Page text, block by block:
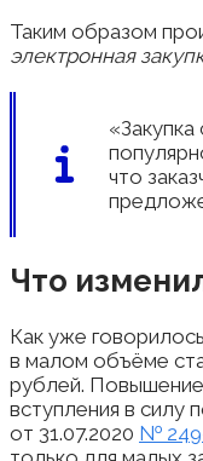
Таким образом
электронная
что
Что
Как уже
в малом объёме
рублей.
вступления в силу
от 31.07.2020 №